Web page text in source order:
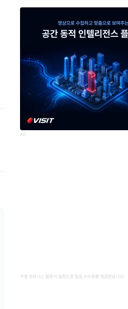
AD
쿠팡 파트너스 활동의 일환으로 일정 수수료를 제공받습니다